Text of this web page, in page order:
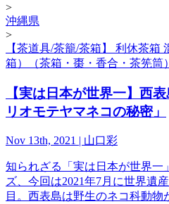
>
沖縄県
>
【茶道具/茶籠/茶箱】 利休茶箱
箱）（茶箱・棗・香合・茶筅筒）
【実は日本が世界一】西
リオモテヤマネコの秘密」
Nov 13th, 2021 | 山口彩
知られざる「実は日本が世界一
ズ、今回は2021年7月に世界遺
目。西表島は野生のネコ科動